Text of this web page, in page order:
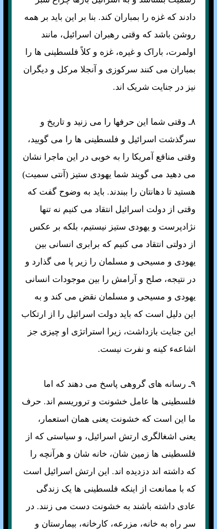
دادند که غزه را بمباران کند. بنا بر اين بايد بر همه
روشن باشد که وقتی رهبران اسرائيل، مانند
اولمرت، باراک و غيره، غزه و کلاً فلسطينی ها را
بمباران می کنند سرکوزی و آنجلا مرکل و ديگران
نيز در جنايت شريک اند.
۸ـ وقتی شما اين حرفها را می زنيد و تاريخ و
سرگذشت اسرائيل و فلسطينی ها را می گوييد،
وقتی منافع آمريکا را به خوبی در اين ماجرا نشان
می دهيد می گويند شما يهودی ستيز (آنتی سميت)
هستيد تا دهانتان را ببندند. بايد به وضوح گفت که
وقتی از دولت اسرائيل انتقاد می کنيم نه تنها
نژادپرست و يهودی ستيز نيستيم، بلکه بر عکس
از دولتی انتقاد می کنيم که برابری انسانی بين
يهودی و مسيحی و مسلمان را زير پا می گذارد و
در نتيجه، صلح و آرامش را بين موجودات انسانی
يهودی و مسيحی و مسلمان نقض می کند و به
اين دليل است که بايد دولت اسرائيل را از ارتکاب
اين جنايت بازداشت، زيرا استراتژی او چيزی جز
اشاعهء کينه و نفرت نيست.
۹ـ رسانه های گروهی پاسخ می دهند که اما
فلسطينی ها عامل خشونت و تروريسم اند. حرف
ما اين است که خشونت يعنی همان استعمار،
يعنی اشغالگری ارتش اسرائيل، و سياستی که از
فلسطينی ها زمين شان، خانه شان و هرآنچه را
که داشته اند دزديده اند. اين ارتش اسرائيل است
که با ممانعت از اينکه فلسطينی ها يک زندگی
عادی داشته باشند به خشونت دست می زنند. در
سرِ راه به خانه، مزرعه، کارخانه، بيمارستان و